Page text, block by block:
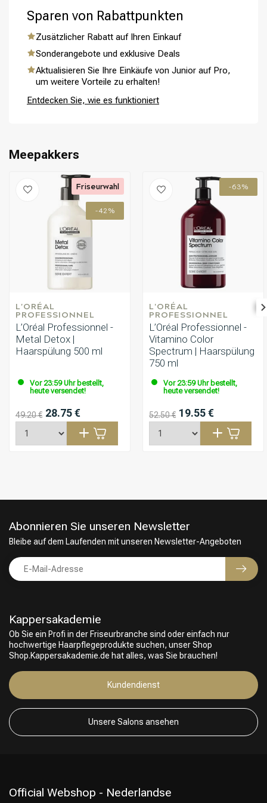
Umformung CombiDeals
Sparen von Rabattpunkten
Zusätzlicher Rabatt auf Ihren Einkauf
Sonderangebote und exklusive Deals
Aktualisieren Sie Ihre Einkäufe von Junior auf Pro,
um weitere Vorteile zu erhalten!
Entdecken Sie, wie es funktioniert
Meepakkers
-42%
L'ORÉAL
PROFESSIONNEL
L’Oréal Professionnel -
Metal Detox |
Haarspülung 500 ml
Vor 23:59 Uhr bestellt,
heute versendet!
49.20 € 28.75 €
Friseurwahl -63%
L'ORÉAL
PROFESSIONNEL
L’Oréal Professionnel -
Vitamino Color
Spectrum | Haarspülung
750 ml
Vor 23:59 Uhr bestellt,
heute versendet!
52.50 € 19.55 €
Kappersakademie
Ob Sie ein Profi in der Friseurbranche sind oder einfach nur
hochwertige Haarpflegeprodukte suchen, unser Shop
Shop.Kappersakademie.de hat alles, was Sie brauchen!
Kundendienst
Unsere Salons ansehen
Abonnieren Sie unseren Newsletter
Bleibe auf dem Laufenden mit unseren Newsletter-Angeboten
Official Webshop - Nederlandse